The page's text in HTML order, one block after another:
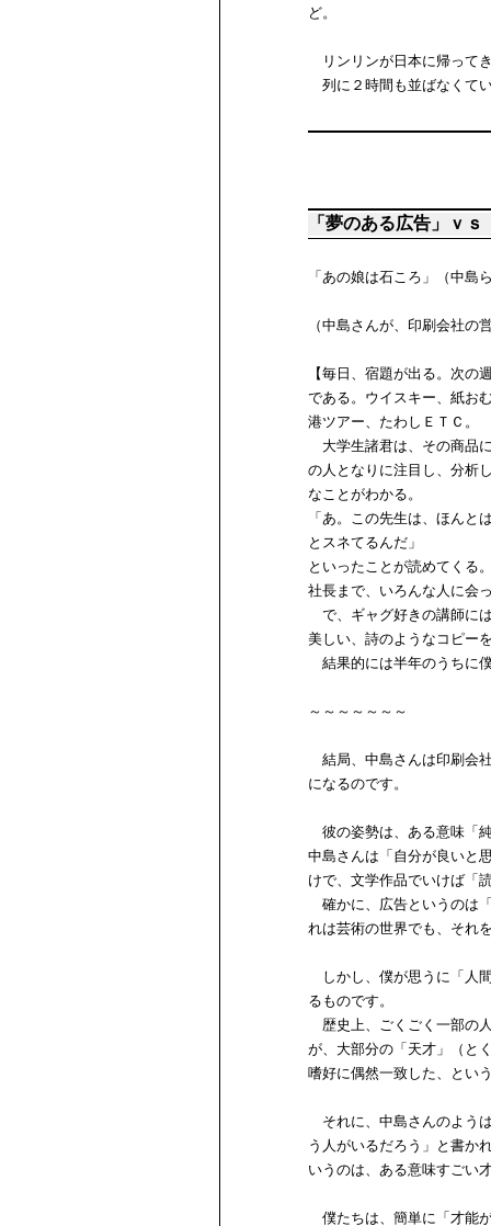
ど。
リンリンが日本に帰って
列に２時間も並ばなくて
「夢のある広告」ｖ
「あの娘は石ころ」（中島
（中島さんが、印刷会社
【毎日、宿題が出る。次
である。ウイスキー、紙お
港ツアー、たわしＥＴＣ。
大学生諸君は、その商品
の人となりに注目し、分析
なことがわかる。
「あ。この先生は、ほん
とスネてるんだ」
といったことが読めてくる
社長まで、いろんな人に会
で、ギャグ好きの講師に
美しい、詩のようなコピー
結果的には半年のうちに
～～～～～～～
結局、中島さんは印刷会
になるのです。
彼の姿勢は、ある意味「
中島さんは「自分が良いと
けで、文学作品でいけば「
確かに、広告というのは
れは芸術の世界でも、それ
しかし、僕が思うに「人
るものです。
歴史上、ごくごく一部の
が、大部分の「天才」（と
嗜好に偶然一致した、とい
それに、中島さんのよう
う人がいるだろう」と書か
いうのは、ある意味すごい
僕たちは、簡単に「才能